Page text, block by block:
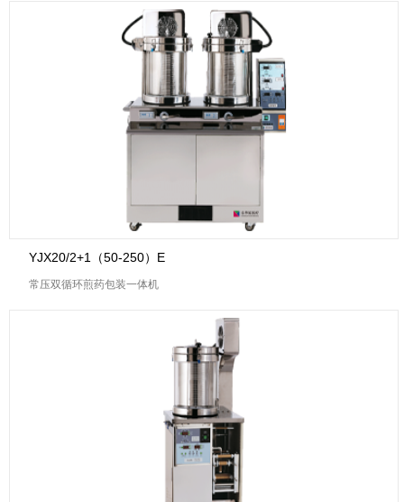
YJX20/2+1（50-250）E
常压双循环煎药包装一体机